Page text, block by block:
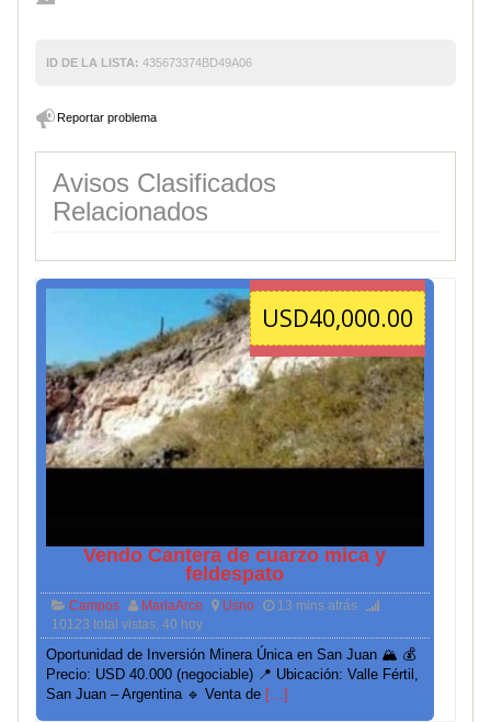
ID DE LA LISTA: 435673374BD49A06
Reportar problema
Avisos Clasificados
Relacionados
USD40,000.00
Vendo Cantera de cuarzo mica y
feldespato
Campos MariaArce Usno
13 mins atrás
10123 total vistas, 40 hoy
Oportunidad de Inversión Minera Única en San Juan 🏔️ 💰
Precio: USD 40.000 (negociable) 📍 Ubicación: Valle Fértil,
San Juan – Argentina 🔹 Venta de […]